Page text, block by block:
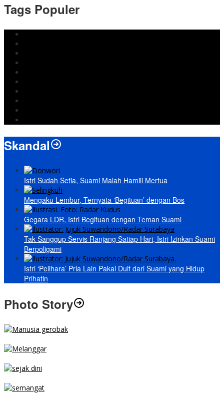
Tags Populer
Skandal
Istri Sudah Setia, Suami Malah Hamili Mertua
Mengaku Lembur, Ternyata ‘Begituan’ dengan Bos
Gegara LDR, Istri Begituan dengan Teman Suami
Tak Sanggup Servis Ranjang Satiap Hari, Istri Izinkan Suami
Berpoligami
Istri ‘Pelihara’ Pria Lain Pakai Duit dari Suami yang Hidup
Prihatin
Photo Story